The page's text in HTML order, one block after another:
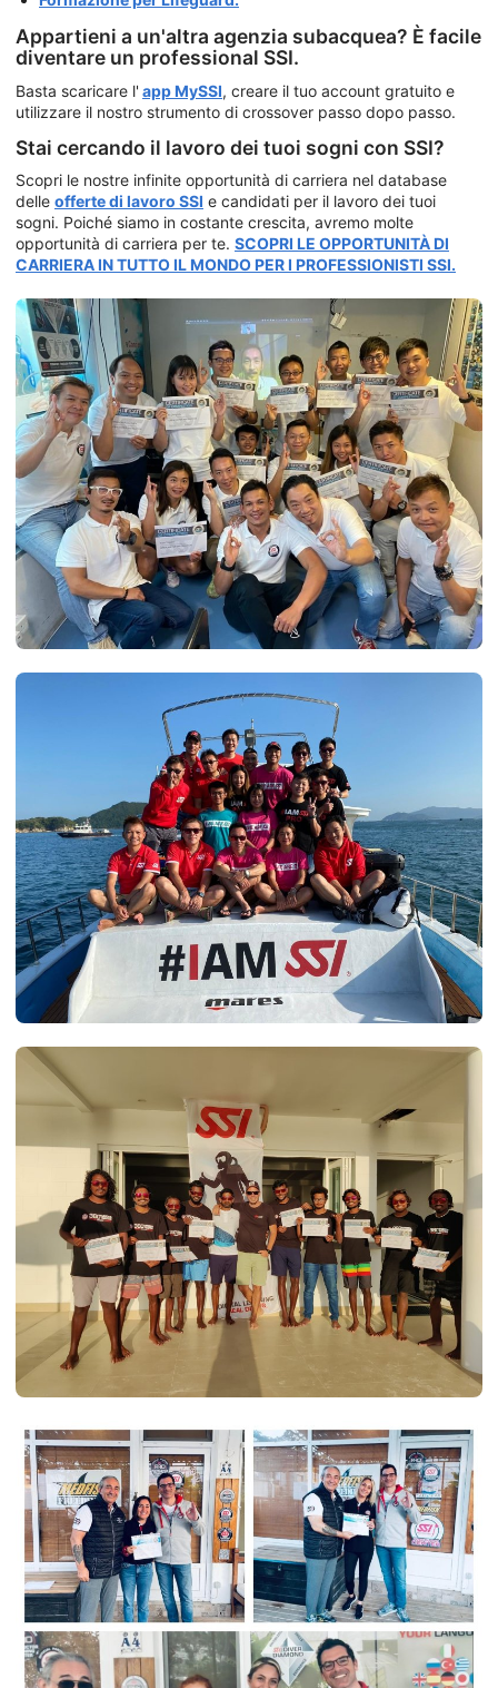
Appartieni a un'altra agenzia subacquea? È facile
diventare un professional SSI.
Basta scaricare l' app MySSI, creare il tuo account gratuito e
utilizzare il nostro strumento di crossover passo dopo passo.
Stai cercando il lavoro dei tuoi sogni con SSI?
Scopri le nostre infinite opportunità di carriera nel database
delle offerte di lavoro SSI e candidati per il lavoro dei tuoi
sogni. Poiché siamo in costante crescita, avremo molte
opportunità di carriera per te. SCOPRI LE OPPORTUNITÀ DI
CARRIERA IN TUTTO IL MONDO PER I PROFESSIONISTI SSI.